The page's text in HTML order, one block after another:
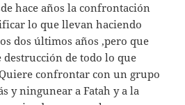
hace años la confrontación
lo que llevan haciendo
dos últimos años ,pero que
destrucción de todo lo que
confrontar con un grupo
y ningunear a Fatah y a la